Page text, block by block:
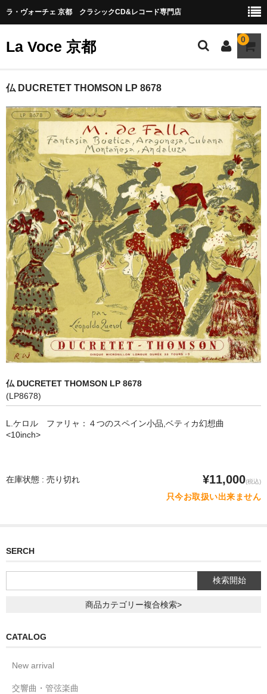
ラ・ヴォーチェ 京都 クラシックCD&レコード専門店
La Voce 京都 0
CATALOG LP
New arrival
交響曲・管弦楽曲
協奏曲
室内楽曲
器楽曲
声楽曲
合唱
オペラ
歌曲
古楽曲
CD&BOOK
PICK UP
ORDER
仏 DUCRETET THOMSON LP 8678
仏 DUCRETET THOMSON LP 8678
(LP8678)
L.ケロル ファリャ：４つのスペイン小品,ベティカ幻想曲
<10inch>
在庫状態 : 売り切れ ¥11,000(税込)
只今お取扱い出来ません
SERCH
商品カテゴリー複合検索>
CATALOG
New arrival
交響曲・管弦楽曲